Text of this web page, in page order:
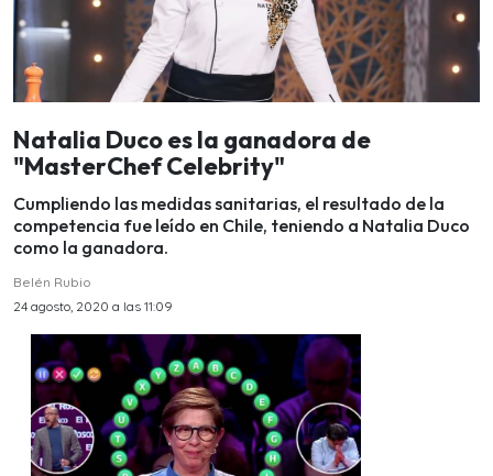
Natalia Duco es la ganadora de
"MasterChef Celebrity"
Cumpliendo las medidas sanitarias, el resultado de la
competencia fue leído en Chile, teniendo a Natalia Duco
como la ganadora.
Belén Rubio
24 agosto, 2020 a las 11:09